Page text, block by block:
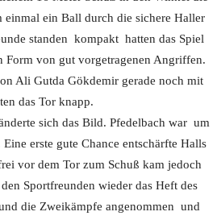
ein Ball durch die sichere Haller
standen kompakt hatten das Spiel
von gut vorgetragenen Angriffen.
Ali Gutda Gökdemir gerade noch mit
das Tor knapp.
sich das Bild. Pfedelbach war um
erste gute Chance entschärfte Halls
vor dem Tor zum Schuß kam jedoch
Sportfreunden wieder das Heft des
die Zweikämpfe angenommen und